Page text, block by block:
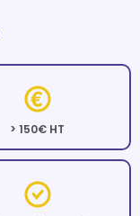
> 150€ HT